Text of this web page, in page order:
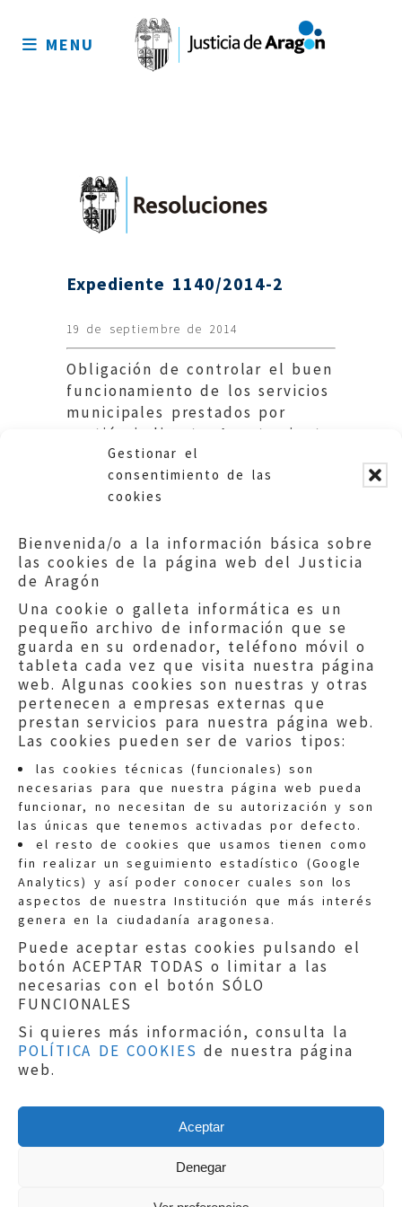
Gestionar el
consentimiento de las
cookies
Bienvenida/o a la información básica sobre
las cookies de la página web del Justicia
de Aragón
Una cookie o galleta informática es un
pequeño archivo de información que se
guarda en su ordenador, teléfono móvil o
tableta cada vez que visita nuestra página
web. Algunas cookies son nuestras y otras
pertenecen a empresas externas que
prestan servicios para nuestra página web.
Las cookies pueden ser de varios tipos:
las cookies técnicas (funcionales) son
necesarias para que nuestra página web pueda
funcionar, no necesitan de su autorización y son
las únicas que tenemos activadas por defecto.
el resto de cookies que usamos tienen como
fin realizar un seguimiento estadístico (Google
Analytics) y así poder conocer cuales son los
aspectos de nuestra Institución que más interés
genera en la ciudadanía aragonesa.
Puede aceptar estas cookies pulsando el
botón ACEPTAR TODAS o limitar a las
necesarias con el botón SÓLO
FUNCIONALES
Si quieres más información, consulta la
POLÍTICA DE COOKIES de nuestra página
web.
Aceptar
Denegar
sitio
MENU
Expediente 1140/2014-2
19 de septiembre de 2014
Obligación de controlar el buen
funcionamiento de los servicios
municipales prestados por
gestión indirecta. Ayuntamiento
de La Muela.
Quejas:quejas@eljusticiadearagon.es
Información general:
informacion@eljusticiadearagon.es
Teléfonos:900 210 210/
Aviso legal|Política de privacidad|
Protección de Datos
Política de cookies
Copyright © 2019El Justicia de Aragón|
Sephor Consulting